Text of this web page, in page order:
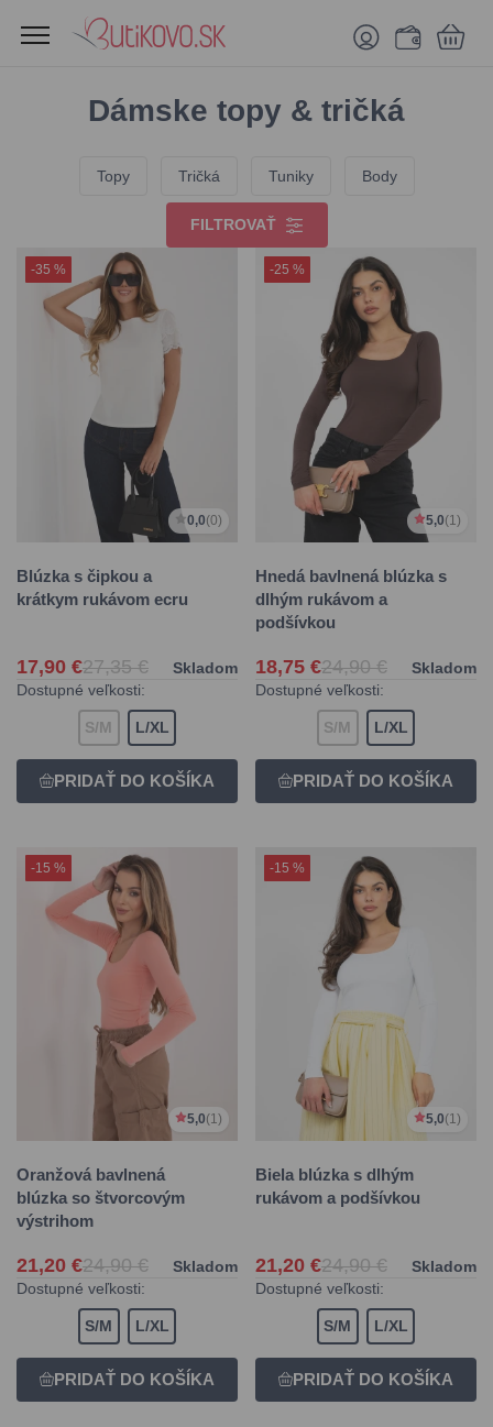
Dámske topy & tričká
Topy Tričká Tuniky Body
FILTROVAŤ
-35 %
0,0(0)
Blúzka s čipkou a
krátkym rukávom ecru
17,90 €27,35 €
Skladom
Dostupné veľkosti:
S/M L/XL
-25 %
5,0(1)
Hnedá bavlnená blúzka s
dlhým rukávom a
podšívkou
18,75 €24,90 €
Skladom
Dostupné veľkosti:
S/M L/XL
-15 %
5,0(1)
Oranžová bavlnená
blúzka so štvorcovým
výstrihom
21,20 €24,90 €
Skladom
Dostupné veľkosti:
S/M L/XL
-15 %
5,0(1)
Biela blúzka s dlhým
rukávom a podšívkou
21,20 €24,90 €
Skladom
Dostupné veľkosti:
S/M L/XL